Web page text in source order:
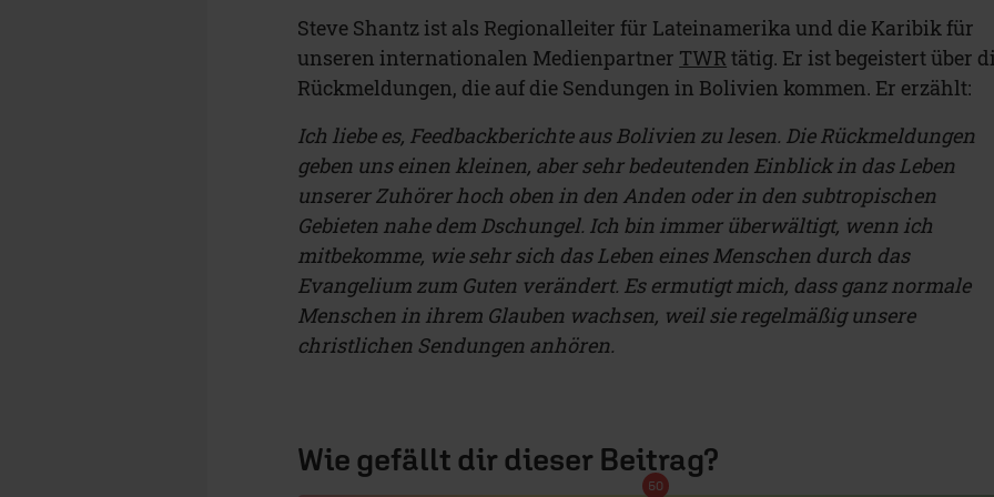
Steve Shantz ist als Regionalleiter für Lateinamerika und die Karibik für
unseren internationalen Medienpartner TWR tätig. Er ist begeistert über
Rückmeldungen, die auf die Sendungen in Bolivien kommen. Er erzählt:
Ich liebe es, Feedbackberichte aus Bolivien zu lesen. Die Rückmeldungen
geben uns einen kleinen, aber sehr bedeutenden Einblick in das Leben
unserer Zuhörer hoch oben in den Anden oder in den subtropischen
Gebieten nahe dem Dschungel. Ich bin immer überwältigt, wenn ich
mitbekomme, wie sehr sich das Leben eines Menschen durch das
Evangelium zum Guten verändert. Es ermutigt mich, dass ganz normale
Menschen in ihrem Glauben wachsen, weil sie regelmäßig unsere
christlichen Sendungen anhören.
Wie gefällt dir dieser Beitrag?
50